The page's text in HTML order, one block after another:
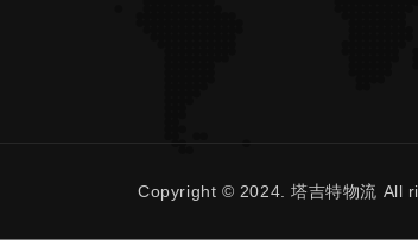
Copyright © 2024. 塔吉特物流 All